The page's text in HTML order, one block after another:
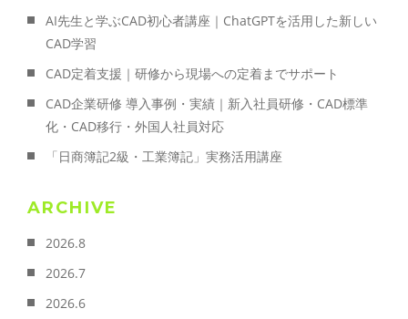
AI先生と学ぶCAD初心者講座｜ChatGPTを活用した新しい
CAD学習
CAD定着支援｜研修から現場への定着までサポート
CAD企業研修 導入事例・実績｜新入社員研修・CAD標準
化・CAD移行・外国人社員対応
「日商簿記2級・工業簿記」実務活用講座
ARCHIVE
2026.8
2026.7
2026.6